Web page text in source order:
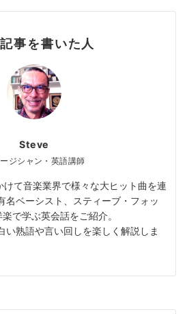
事を書いた人
Steve
ジシャン・英語講師
て音楽業界で様々な大ヒット曲を連
名ベーシスト、スティーブ・フォッ
で学ぶ英会話をご紹介。
い熟語や言い回しを楽しく解説しま